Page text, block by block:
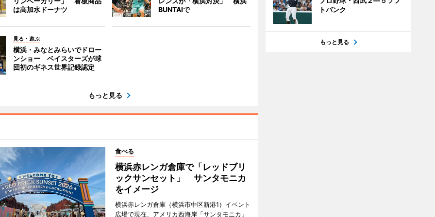
は高加水ドーナツ
BUNTAIで
見る・遊ぶ
横浜・みなとみらいでドロー
ンショー ベイスターズが球
団初のギネス世界記録認定
もっと見る
食べる
横浜赤レンガ倉庫で「レッドブリ
ックサンセット」 サンタモニカ
をイメージ
横浜赤レンガ倉庫（横浜市中区新港1）イベント
広場で現在、アメリカ西海岸「サンタモニカ」
トバンク
もっと見る